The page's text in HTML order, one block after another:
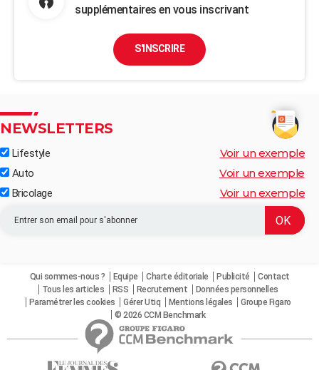
supplémentaires en vous inscrivant
S'INSCRIRE
NEWSLETTERS
Lifestyle Voir un exemple
Auto Voir un exemple
Bricolage Voir un exemple
Qui sommes-nous ? Equipe Charte éditoriale Publicité
Contact
Tous les articles
RSS Recrutement
Données personnelles
Paramétrer les cookies
Gérer Utiq Mentions légales
Groupe Figaro
© 2026 CCM Benchmark